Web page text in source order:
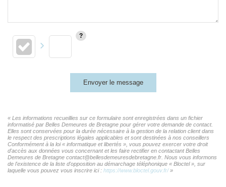
Envoyer le message
« Les informations recueillies sur ce formulaire sont enregistrées dans un fichier
informatisé par Belles Demeures de Bretagne pour gérer votre demande de contact.
Elles sont conservées pour la durée nécessaire à la gestion de la relation client dans
le respect des prescriptions légales applicables et sont destinées à nos conseillers
Conformément à la loi « informatique et libertés », vous pouvez exercer votre droit
d'accès aux données vous concernant et les faire rectifier en contactant Belles
Demeures de Bretagne contact@bellesdemeuresdebretagne.fr. Nous vous informons
de l'existence de la liste d'opposition au démarchage téléphonique « Bloctel », sur
laquelle vous pouvez vous inscrire ici : https://www.bloctel.gouv.fr/»